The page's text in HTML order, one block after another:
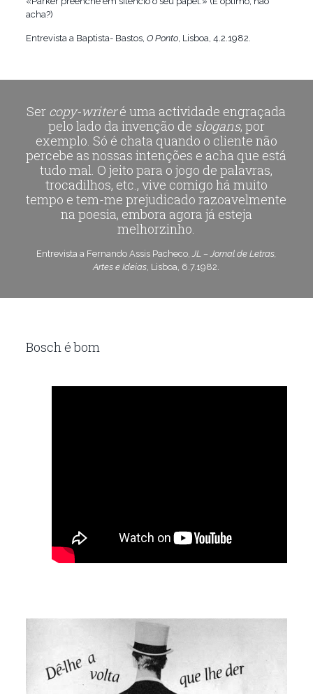
acha?)
Entrevista a Baptista- Bastos, O Ponto, Lisboa, 4.2.1982.
Ser copy-writeré uma actividade engraçada
pelo lado da invenção de slogans, por
exemplo. Só é chata quando o cliente não
percebe as nossas intenções e acha que está
tudo mal. O jeito para o jogo de palavras,
trocadilhos, etc., vive comigo há muito
tempo e tem-me prejudicado razoavelmente
na poesia, embora agora já esteja
melhorzinho.
Entrevista a Fernando Assis Pacheco, JL – Jornal de Letras,
Artes e Ideias , Lisboa, 6.7.1982.
Bosch é bom